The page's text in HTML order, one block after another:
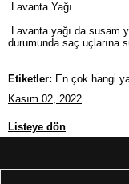
Lavanta Yağı
Lavanta yağı da susam
durumunda saç uçlarına
Etiketler: En çok hangi
Kasım 02, 2022
Listeye dön